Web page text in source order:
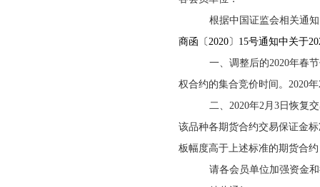
根据中国证监会相关通
商函〔2020〕15号通知中关于
一、调整后的2020年春
权合约的集合竞价时间。2020
二、2020年2月3日恢复
该品种各期货合约交易保证金
板幅度高于上述标准的期货合
请各会员单位加强资金